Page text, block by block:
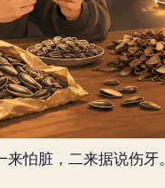
怕脏，二来据说伤牙。